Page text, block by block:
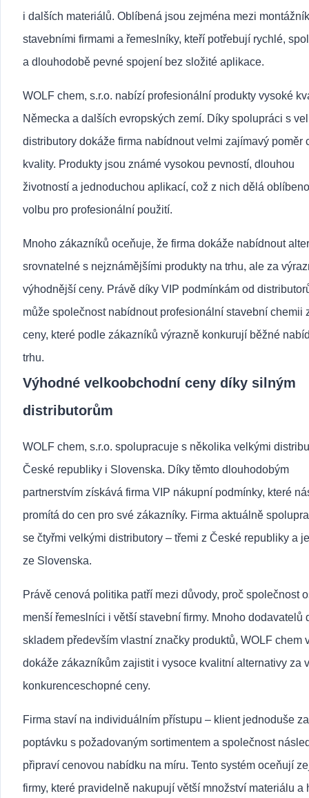
i dalších materiálů. Oblíbená jsou zejména mezi
stavebními firmami a řemeslníky, kteří potřebují rychlé,
a dlouhodobě pevné spojení bez složité aplikace.
WOLF chem, s.r.o. nabízí profesionální produkty vysoké
Německa a dalších evropských zemí. Díky spolupráci s
distributory dokáže firma nabídnout velmi zajímavý poměr
kvality. Produkty jsou známé vysokou pevností, dlouhou
životností a jednoduchou aplikací, což z nich dělá
volbu pro profesionální použití.
Mnoho zákazníků oceňuje, že firma dokáže nabídnout
srovnatelné s nejznámějšími produkty na trhu, ale za
výhodnější ceny. Právě díky VIP podmínkám od
může společnost nabídnout profesionální stavební chemii
ceny, které podle zákazníků výrazně konkurují běžné
trhu.
Výhodné velkoobchodní ceny díky silným
distributorům
WOLF chem, s.r.o. spolupracuje s několika velkými
České republiky i Slovenska. Díky těmto dlouhodobým
partnerstvím získává firma VIP nákupní podmínky, které
promítá do cen pro své zákazníky. Firma aktuálně
se čtyřmi velkými distributory – třemi z České republiky a
ze Slovenska.
Právě cenová politika patří mezi důvody, proč společnost
menší řemeslníci i větší stavební firmy. Mnoho dodavatelů
skladem především vlastní značky produktů, WOLF chem
dokáže zákazníkům zajistit i vysoce kvalitní alternativy za
konkurenceschopné ceny.
Firma staví na individuálním přístupu – klient jednoduše
poptávku s požadovaným sortimentem a společnost
připraví cenovou nabídku na míru. Tento systém oceňují
firmy, které pravidelně nakupují větší množství materiálu a